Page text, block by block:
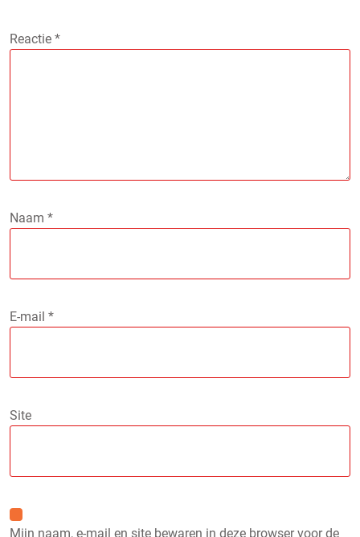
Reactie *
Naam *
E-mail *
Site
Mijn naam, e-mail en site bewaren in deze browser voor de